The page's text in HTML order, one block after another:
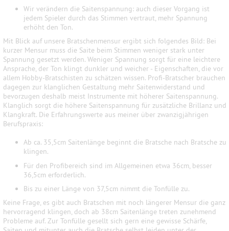
Wir verändern die Saitenspannung: auch dieser Vorgang ist
jedem Spieler durch das Stimmen vertraut, mehr Spannung
erhöht den Ton.
Mit Blick auf unsere Bratschenmensur ergibt sich folgendes Bild: Bei
kurzer Mensur muss die Saite beim Stimmen weniger stark unter
Spannung gesetzt werden. Weniger Spannung sorgt für eine leichtere
Ansprache, der Ton klingt dunkler und weicher - Eigenschaften, die vor
allem Hobby-Bratschisten zu schätzen wissen. Profi-Bratscher brauchen
dagegen zur klanglichen Gestaltung mehr Saitenwiderstand und
bevorzugen deshalb meist Instrumente mit höherer Saitenspannung.
Klanglich sorgt die höhere Saitenspannung für zusätzliche Brillanz und
Klangkraft. Die Erfahrungswerte aus meiner über zwanzigjährigen
Berufspraxis:
Ab ca. 35,5cm Saitenlänge beginnt die Bratsche nach Bratsche zu
klingen.
Für den Profibereich sind im Allgemeinen etwa 36cm, besser
36,5cm erforderlich.
Bis zu einer Länge von 37,5cm nimmt die Tonfülle zu.
Keine Frage, es gibt auch Bratschen mit noch längerer Mensur die ganz
hervorragend klingen, doch ab 38cm Saitenlänge treten zunehmend
Probleme auf. Zur Tonfülle gesellt sich gern eine gewisse Schärfe,